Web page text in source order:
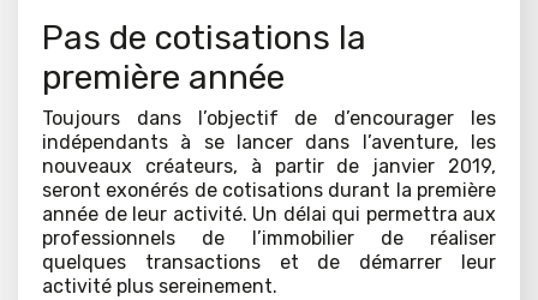
Pas de cotisations la
première année
Toujours dans l’objectif de d’encourager les
indépendants à se lancer dans l’aventure, les
nouveaux créateurs, à partir de janvier 2019,
seront exonérés de cotisations durant la première
année de leur activité. Un délai qui permettra aux
professionnels de l’immobilier de réaliser
quelques transactions et de démarrer leur
activité plus sereinement.